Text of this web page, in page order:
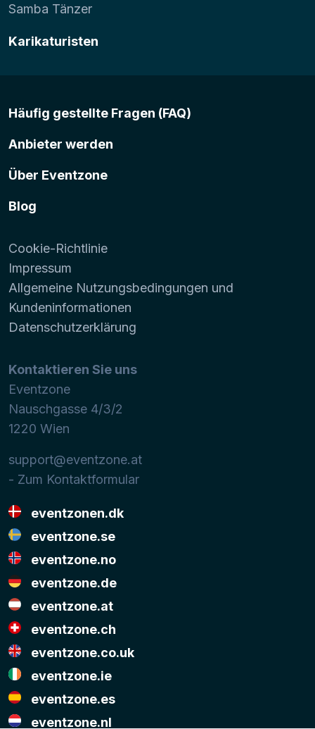
Samba Tänzer
Karikaturisten
Häufig gestellte Fragen (FAQ)
Anbieter werden
Über Eventzone
Blog
Cookie-Richtlinie
Impressum
Allgemeine Nutzungsbedingungen und
Kundeninformationen
Datenschutzerklärung
Kontaktieren Sie uns
Eventzone
Nauschgasse 4/3/2
1220 Wien
support@eventzone.at
- Zum Kontaktformular
eventzonen.dk
eventzone.se
eventzone.no
eventzone.de
eventzone.at
eventzone.ch
eventzone.co.uk
eventzone.ie
eventzone.es
eventzone.nl